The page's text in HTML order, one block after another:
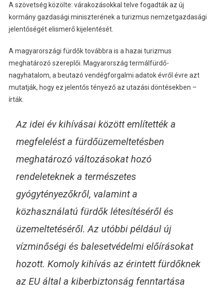
A szövetség közölte: várakozásokkal telve fogadták az új
kormány gazdasági miniszterének a turizmus nemzetgazdasági
jelentőségét elismerő kijelentését.
A magyarországi fürdők továbbra is a hazai turizmus
meghatározó szereplői. Magyarország termálfürdő-
nagyhatalom, a beutazó vendégforgalmi adatok évről évre azt
mutatják, hogy ez jelentős tényező az utazási döntésekben –
írták.
Az idei év kihívásai között említették a
megfelelést a fürdőüzemeltetésben
meghatározó változásokat hozó
rendeleteknek a természetes
gyógytényezőkről, valamint a
közhasználatú fürdők létesítéséről és
üzemeltetéséről. Az utóbbi például új
vízminőségi és balesetvédelmi előírásokat
hozott. Komoly kihívás az érintett fürdőknek
az EU által a kiberbiztonság fenntartása